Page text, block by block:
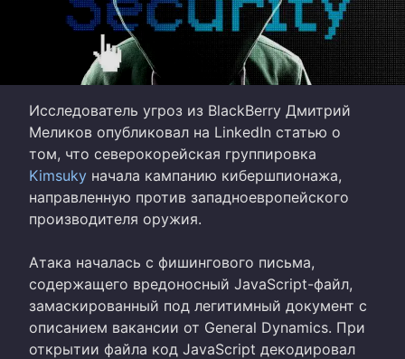
Исследователь угроз из BlackBerry Дмитрий
Меликов опубликовал на LinkedIn статью о
том, что северокорейская группировка
Kimsuky начала кампанию кибершпионажа,
направленную против западноевропейского
производителя оружия.
Атака началась с фишингового письма,
содержащего вредоносный JavaScript-файл,
замаскированный под легитимный документ с
описанием вакансии от General Dynamics. При
открытии файла код JavaScript декодировал